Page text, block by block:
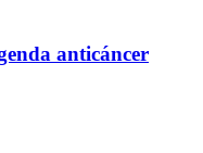
anticáncer